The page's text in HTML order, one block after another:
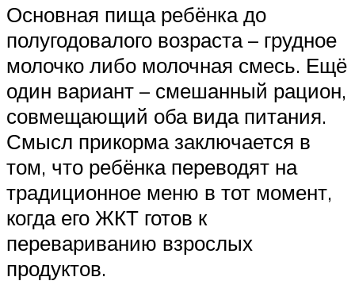
Основная пища ребёнка до
полугодовалого возраста – грудное
молочко либо молочная смесь. Ещё
один вариант – смешанный рацион,
совмещающий оба вида питания.
Смысл прикорма заключается в
том, что ребёнка переводят на
традиционное меню в тот момент,
когда его ЖКТ готов к
перевариванию взрослых
продуктов.